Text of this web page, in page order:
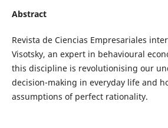
Abstract
Revista de Ciencias Empresariales
Visotsky, an expert in behavioural
this discipline is revolutionising our
decision-making in everyday life and
assumptions of perfect rationality.